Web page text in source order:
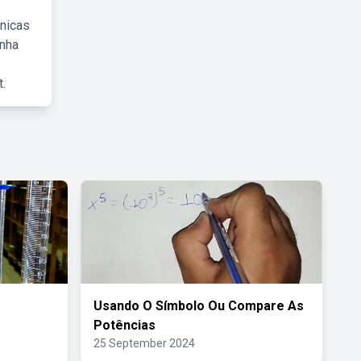
Usando O Símbolo Ou Compare As
Potências
25 September 2024